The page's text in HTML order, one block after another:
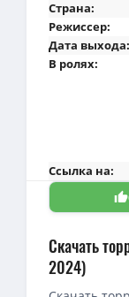
Страна:
Режиссер:
Дата выхода:
В ролях:
Ссылка на:
Скачать
2024)